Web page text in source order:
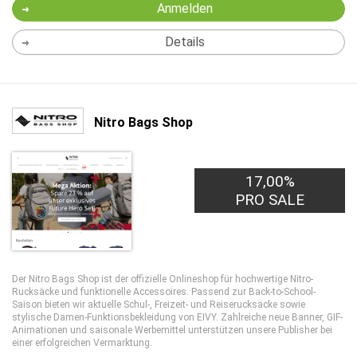
Anmelden
Details
Nitro Bags Shop
17,00%
PRO SALE
Der Nitro Bags Shop ist der offizielle Onlineshop für hochwertige Nitro-
Rucksäcke und funktionelle Accessoires. Passend zur Back-to-School-
Saison bieten wir aktuelle Schul-, Freizeit- und Reiserucksäcke sowie
stylische Damen-Funktionsbekleidung von EIVY. Zahlreiche neue Banner, GIF-
Animationen und saisonale Werbemittel unterstützen unsere Publisher bei
einer erfolgreichen Vermarktung.